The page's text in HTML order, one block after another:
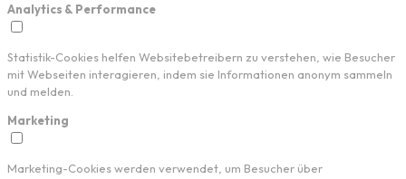
Analytics & Performance
Statistik-Cookies helfen Websitebetreibern zu verstehen, wie Besucher
mit Webseiten interagieren, indem sie Informationen anonym sammeln
und melden.
Marketing
Marketing-Cookies werden verwendet, um Besucher über